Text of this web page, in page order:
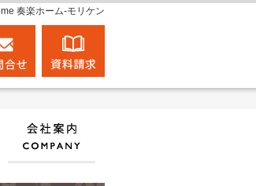
奏楽ホーム‐モリケン
0120-848-868
営業時間9:00～18:00 定休日：日曜日